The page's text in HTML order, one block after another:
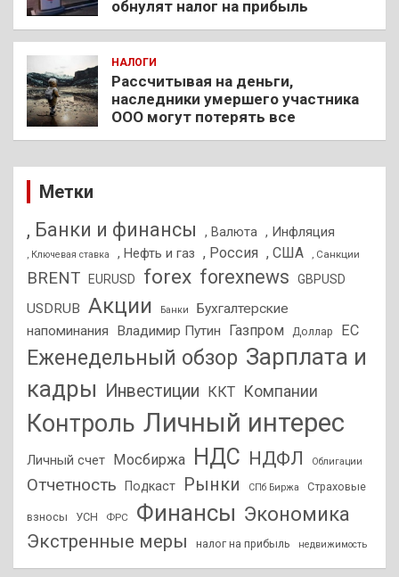
обнулят налог на прибыль
НАЛОГИ
Рассчитывая на деньги,
наследники умершего участника
ООО могут потерять все
Метки
, Банки и финансы , Валюта , Инфляция
, Ключевая ставка , Нефть и газ , Россия , США , Санкции
BRENT EURUSD forex forexnews GBPUSD
USDRUB Акции Банки
Бухгалтерские
напоминания
Владимир Путин Газпром Доллар ЕС
Еженедельный обзор Зарплата и
кадры
Инвестиции ККТ Компании
Контроль Личный интерес
Личный счет Мосбиржа НДС НДФЛ Облигации
Отчетность Подкаст Рынки СПб Биржа Страховые
взносы УСН ФРС Финансы Экономика
Экстренные меры налог на прибыль недвижимость